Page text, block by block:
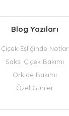
Blog Yazıları
Çiçek Eşliğinde Notlar
Saksı Çiçek Bakımı
Orkide Bakımı
Özel Günler